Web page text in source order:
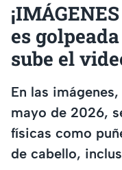
es
sube el
En las
mayo de 2026,
físicas como
de cabello,